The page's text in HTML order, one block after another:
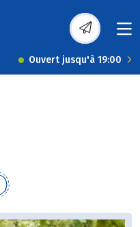
Ouvert jusqu'à 19:00